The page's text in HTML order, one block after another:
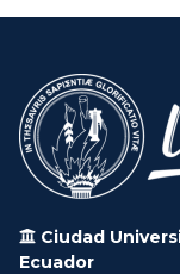
Ciudad
Ecuador